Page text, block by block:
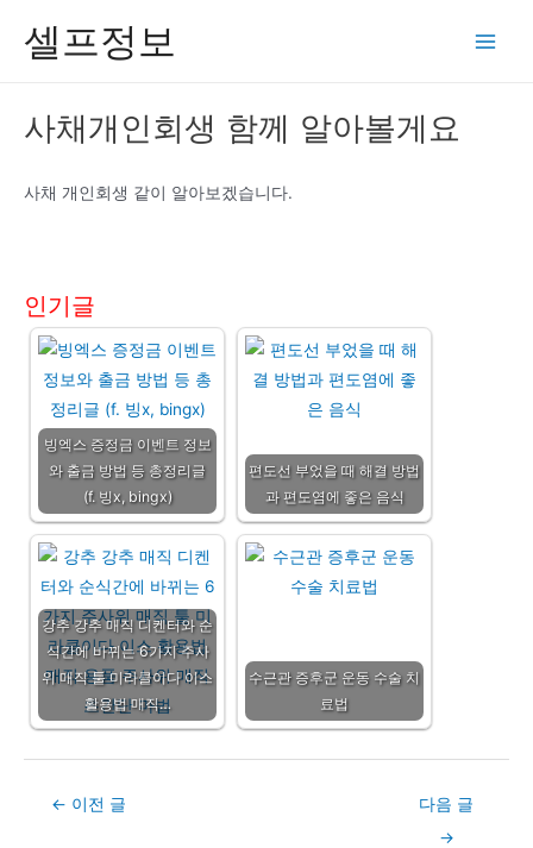
셀프정보
사채개인회생 함께 알아볼게요
사채 개인회생 같이 알아보겠습니다.
인기글
빙엑스 증정금 이벤트 정보
와 출금 방법 등 총정리글
(f. 빙x, bingx)
편도선 부었을 때 해결 방법
과 편도염에 좋은 음식
강추 강추 매직 디켄터와 순
식간에 바뀌는 6가지 주사
위 매직 툴 미라클이다 이스
활용법 매직…
수근관 증후군 운동 수술 치
료법
Post← 이전 글
다음 글
→